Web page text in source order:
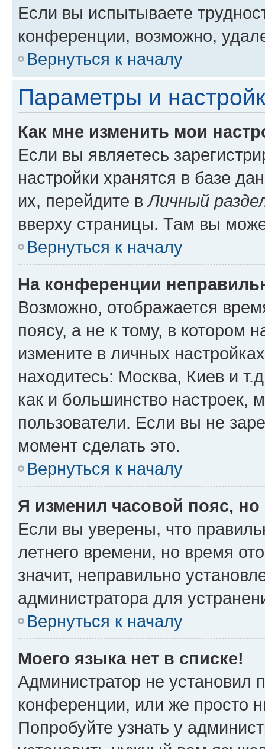
Если вы испытываете
конференции, возможно,
Вернуться к началу
Параметры и
Как мне изменить мои
Если вы являетесь
настройки хранятся в базе
их, перейдите вЛичный
вверху страницы. Там вы
Вернуться к началу
На конференции
Возможно, отображается
поясу, а не к тому, в котором
измените в личных
находитесь: Москва, Киев и
как и большинство настроек,
пользователи. Если вы не
момент сделать это.
Вернуться к началу
Я изменил часовой пояс,
Если вы уверены, что
летнего времени, но время
значит, неправильно
администратора для
Вернуться к началу
Моего языка нет в списке!
Администратор не установил
конференции, или же просто
Попробуйте узнать у